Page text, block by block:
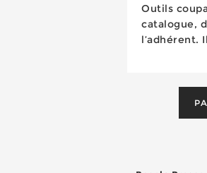
Outils
catalogue,
l’adhérent.